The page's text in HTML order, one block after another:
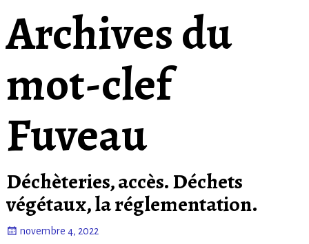
Archives du
mot-clef
Fuveau
Déchèteries, accès. Déchets
végétaux, la réglementation.
novembre 4, 2022